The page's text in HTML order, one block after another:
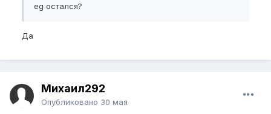
еg остался?
Да
Михаил292
Опубликовано 30 мая